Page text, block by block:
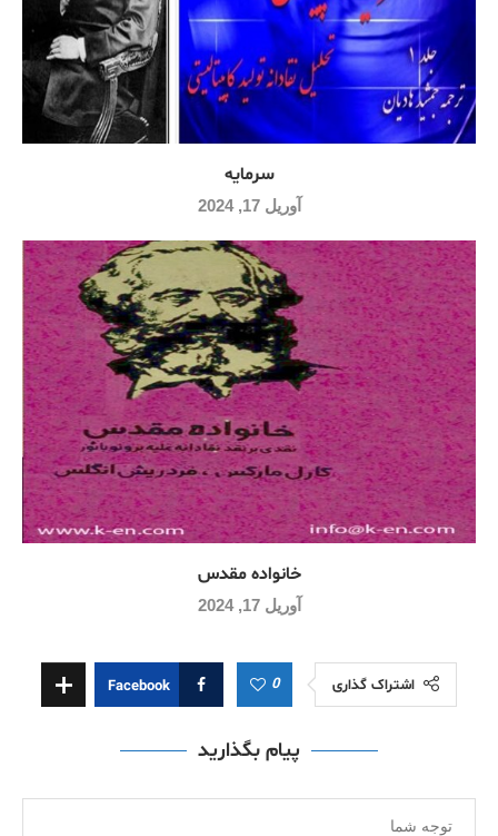
سرمایه
آوریل 17, 2024
خانواده مقدس
آوریل 17, 2024
اشتراک گذاری 0
Facebook
پیام بگذارید